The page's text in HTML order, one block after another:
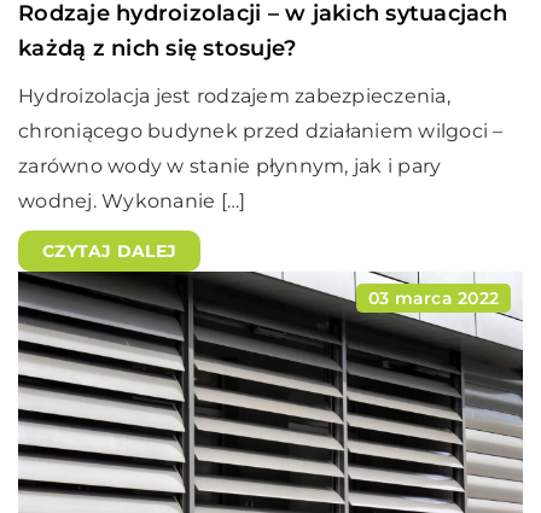
Rodzaje hydroizolacji – w jakich sytuacjach
każdą z nich się stosuje?
Hydroizolacja jest rodzajem zabezpieczenia,
chroniącego budynek przed działaniem wilgoci –
zarówno wody w stanie płynnym, jak i pary
wodnej. Wykonanie […]
CZYTAJ DALEJ
03 marca 2022